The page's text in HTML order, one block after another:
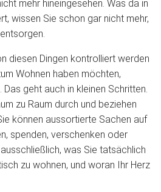
mehr hineingesehen. Was da in
wissen Sie schon gar nicht mehr,
diesen Dingen kontrolliert werden
Wohnen haben möchten,
Das geht auch in kleinen Schritten.
zu Raum durch und beziehen
können aussortierte Sachen auf
spenden, verschenken oder
was Sie tatsächlich
zu wohnen, und woran Ihr Herz